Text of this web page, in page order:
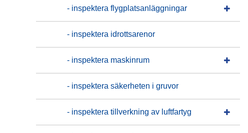
- inspektera flygplatsanläggningar
- inspektera idrottsarenor
- inspektera maskinrum
- inspektera säkerheten i gruvor
- inspektera tillverkning av luftfartyg